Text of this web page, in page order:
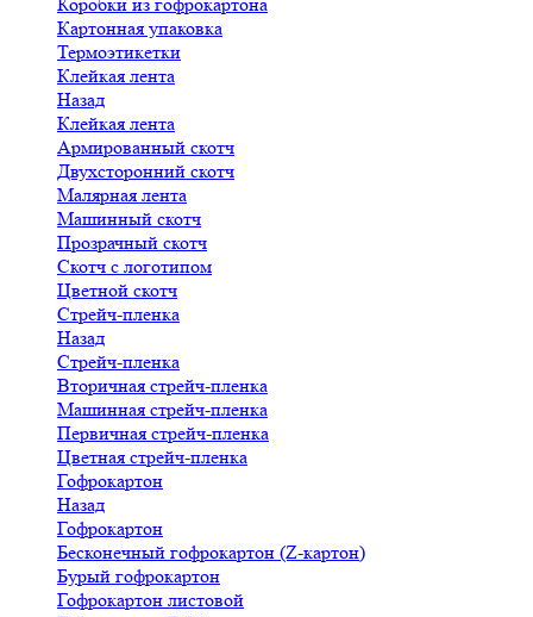
Картонная упаковка
Термоэтикетки
Клейкая лента
Назад
Клейкая лента
Армированный скотч
Двухсторонний скотч
Малярная лента
Машинный скотч
Прозрачный скотч
Скотч с логотипом
Цветной скотч
Стрейч-пленка
Назад
Стрейч-пленка
Вторичная стрейч-пленка
Машинная стрейч-пленка
Первичная стрейч-пленка
Цветная стрейч-пленка
Гофрокартон
Назад
Гофрокартон
Бесконечный гофрокартон (Z-картон)
Бурый гофрокартон
Гофрокартон листовой